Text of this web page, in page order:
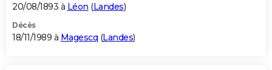
20/08/1893 à Léon (Landes)
Décès
18/11/1989 à Magescq (Landes)